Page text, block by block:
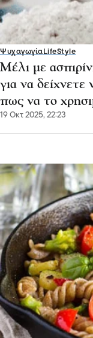
Ψυχαγωγία LifeStyle
Μέλι με
για να δείχνετε
πως να το
19 Οκτ 2025, 22:23